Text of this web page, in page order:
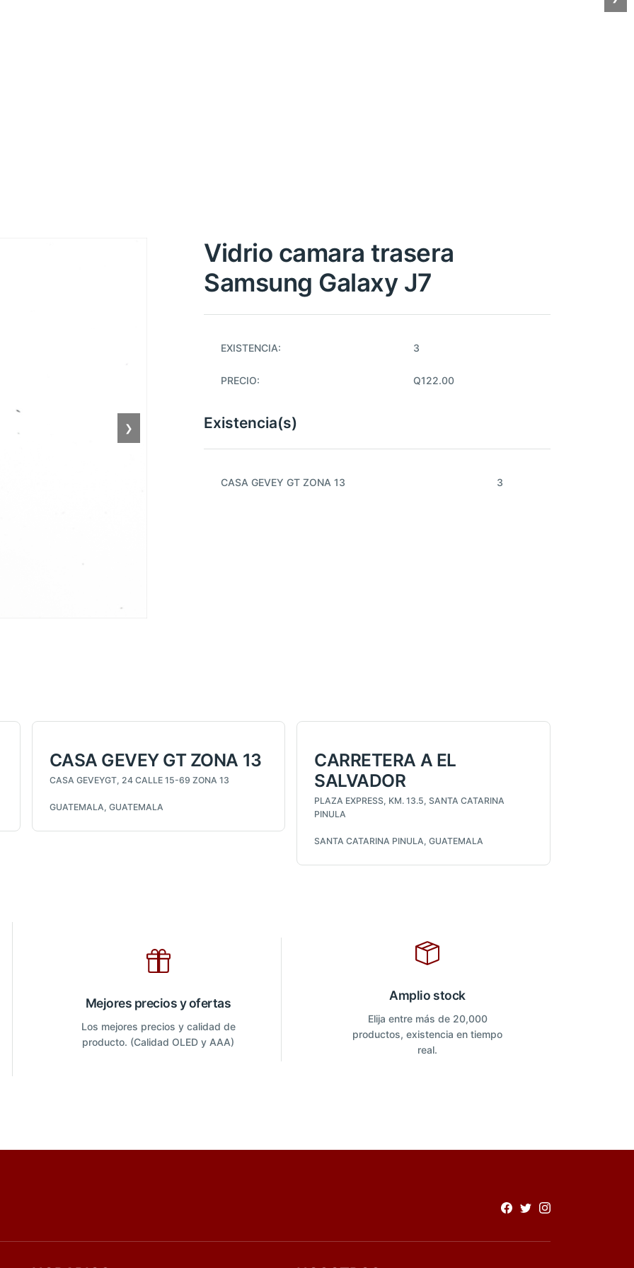
❯
Vidrio camara trasera
Samsung Galaxy J7
EXISTENCIA: 3
PRECIO: Q122.00
Existencia(s)
CASA GEVEY GT ZONA 13 3
CASA GEVEY GT ZONA 13
CASA GEVEYGT, 24 CALLE 15-69 ZONA 13
GUATEMALA, GUATEMALA
CARRETERA A EL
SALVADOR
PLAZA EXPRESS, KM. 13.5, SANTA CATARINA
PINULA
SANTA CATARINA PINULA, GUATEMALA
Mejores precios y ofertas
Los mejores precios y calidad de
producto. (Calidad OLED y AAA)
Amplio stock
Elija entre más de 20,000
productos, existencia en tiempo
real.